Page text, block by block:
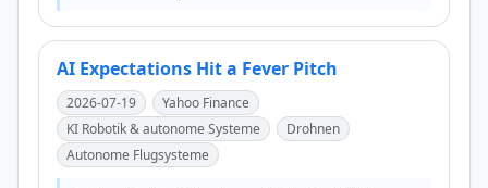
AI Expectations Hit a Fever Pitch
2026-07-19
Yahoo Finance
KI Robotik & autonome Systeme
Drohnen
Autonome Flugsysteme